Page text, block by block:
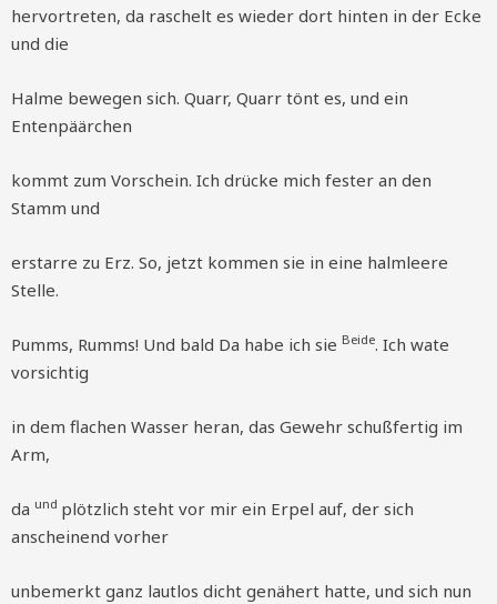
hervortreten, da raschelt es wieder dort hinten in der Ecke
und die
Halme bewegen sich. Quarr, Quarr tönt es, und ein
Entenpäärchen
kommt zum Vorschein. Ich drücke mich fester an den
Stamm und
erstarre zu Erz. So, jetzt kommen sie in eine halmleere
Stelle.
Pumms, Rumms! Und bald Da habe ich sie Beide. Ich wate
vorsichtig
in dem flachen Wasser heran, das Gewehr schußfertig im
Arm,
da und plötzlich steht vor mir ein Erpel auf, der sich
anscheinend vorher
unbemerkt ganz lautlos dicht genähert hatte, und sich nun